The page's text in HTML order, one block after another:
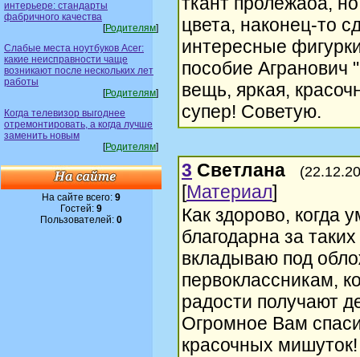
интерьере: стандарты
фабричного качества
[Родителям]
Слабые места ноутбуков Acer:
какие неисправности чаще
возникают после нескольких лет
работы
[Родителям]
Когда телевизор выгоднее
отремонтировать, а когда лучше
заменить новым
[Родителям]
На сайте всего: 9
Гостей: 9
Пользователей: 0
цвета, наконец-то
интересные
пособие Агранович
вещь, яркая,
супер! Советую.
3 Светлана
[Материал]
Как здорово, когда
благодарна за
вкладываю под
первоклассникам,
радости получают
Огромное Вам
красочных мишуток!